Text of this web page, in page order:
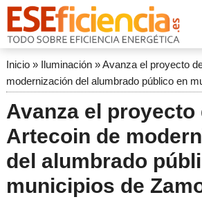
Inicio» Iluminación»Avanza el proyecto
modernización del alumbrado público en
Avanza el proyecto
Artecoin de
del alumbrado
municipios de